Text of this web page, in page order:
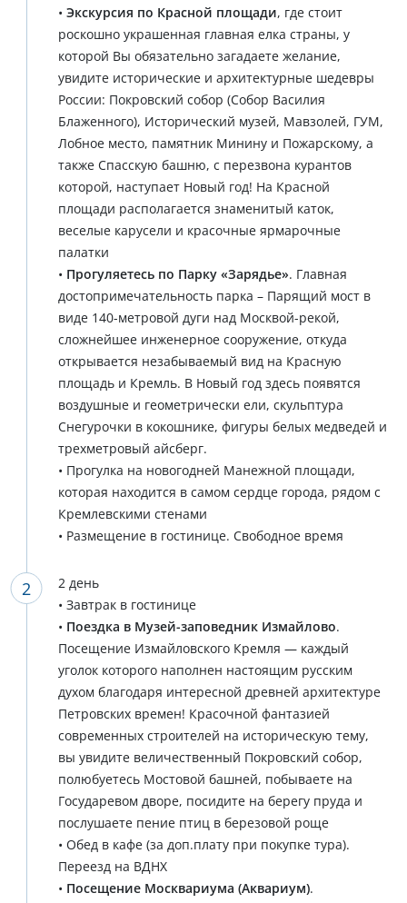
• Экскурсия по Красной площади, где стоит
роскошно украшенная главная елка страны, у
которой Вы обязательно загадаете желание,
увидите исторические и архитектурные шедевры
России: Покровский собор (Собор Василия
Блаженного), Исторический музей, Мавзолей, ГУМ,
Лобное место, памятник Минину и Пожарскому, а
также Спасскую башню, с перезвона курантов
которой, наступает Новый год! На Красной
площади располагается знаменитый каток,
веселые карусели и красочные ярмарочные
палатки
• Прогуляетесь по Парку «Зарядье». Главная
достопримечательность парка – Парящий мост в
виде 140-метровой дуги над Москвой-рекой,
сложнейшее инженерное сооружение, откуда
открывается незабываемый вид на Красную
площадь и Кремль. В Новый год здесь появятся
воздушные и геометрически ели, скульптура
Снегурочки в кокошнике, фигуры белых медведей и
трехметровый айсберг.
• Прогулка на новогодней Манежной площади,
которая находится в самом сердце города, рядом с
Кремлевскими стенами
• Размещение в гостинице. Свободное время
2 день
• Завтрак в гостинице
• Поездка в Музей-заповедник Измайлово.
Посещение Измайловского Кремля — каждый
уголок которого наполнен настоящим русским
духом благодаря интересной древней архитектуре
Петровских времен! Красочной фантазией
современных строителей на историческую тему,
вы увидите величественный Покровский собор,
полюбуетесь Мостовой башней, побываете на
Государевом дворе, посидите на берегу пруда и
послушаете пение птиц в березовой роще
• Обед в кафе (за доп.плату при покупке тура).
Переезд на ВДНХ
• Посещение Москвариума (Аквариум).